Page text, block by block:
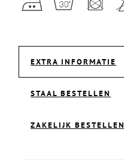
EXTRA INFORMATIE
STAAL BESTELLEN
ZAKELIJK BESTELLEN